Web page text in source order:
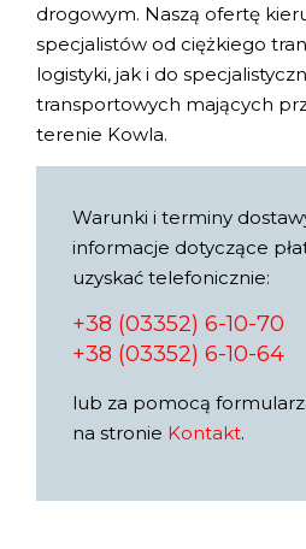
drogowym. Naszą ofertę
specjalistów od ciężkiego
logistyki, jak i do
transportowych mających
terenie Kowla.
Warunki i terminy
informacje dotyczące
uzyskać telefonicznie:
+38 (03352) 6-10-70
+38 (03352) 6-10-64
lub za pomocą
na stronie Kontakt.